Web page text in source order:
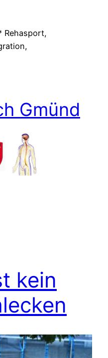
Rehasport,
Gmünd
kein